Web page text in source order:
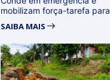
mobilizam força-tarefa para
SAIBA MAIS